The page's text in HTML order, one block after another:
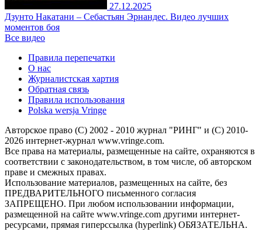
27.12.2025
Дзунто Накатани – Себастьян Эрнандес. Видео лучших
моментов боя
Все видео
Правила перепечатки
О нас
Журналистская хартия
Обратная связь
Правила использования
Polska wersja Vringe
Авторское право (С) 2002 - 2010 журнал "РИНГ" и (С) 2010-
2026 интернет-журнал www.vringe.com.
Все права на материалы, размещенные на сайте, охраняются в
соответствии с законодательством, в том числе, об авторском
праве и смежных правах.
Использование материалов, размещенных на сайте, без
ПРЕДВАРИТЕЛЬНОГО письменного согласия
ЗАПРЕЩЕНО. При любом использовании информации,
размещенной на сайте www.vringe.com другими интернет-
ресурсами, прямая гиперссылка (hyperlink) ОБЯЗАТЕЛЬНА.